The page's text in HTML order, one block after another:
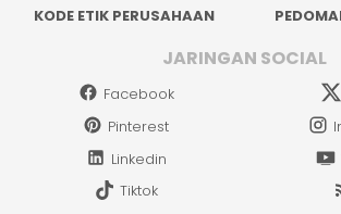
KODE ETIK PERUSAHAAN
JARINGAN SOCIAL
Facebook
Pinterest
Linkedin
Tiktok